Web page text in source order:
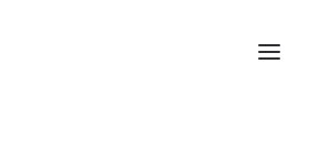
Professionnel